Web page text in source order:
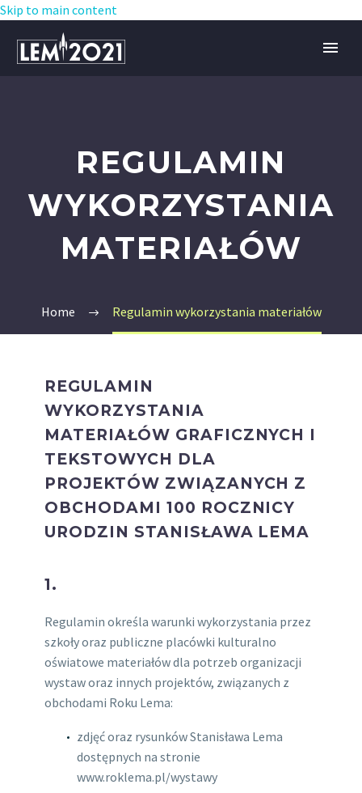
Skip to main content
REGULAMIN
WYKORZYSTANIA
MATERIAŁÓW
Home Regulamin wykorzystania materiałów
REGULAMIN
WYKORZYSTANIA
MATERIAŁÓW GRAFICZNYCH I
TEKSTOWYCH DLA
PROJEKTÓW ZWIĄZANYCH Z
OBCHODAMI 100 ROCZNICY
URODZIN STANISŁAWA LEMA
1.
Regulamin określa warunki wykorzystania przez
szkoły oraz publiczne placówki kulturalno
oświatowe materiałów dla potrzeb organizacji
wystaw oraz innych projektów, związanych z
obchodami Roku Lema:
zdjęć oraz rysunków Stanisława Lema
dostępnych na stronie
www.roklema.pl/wystawy